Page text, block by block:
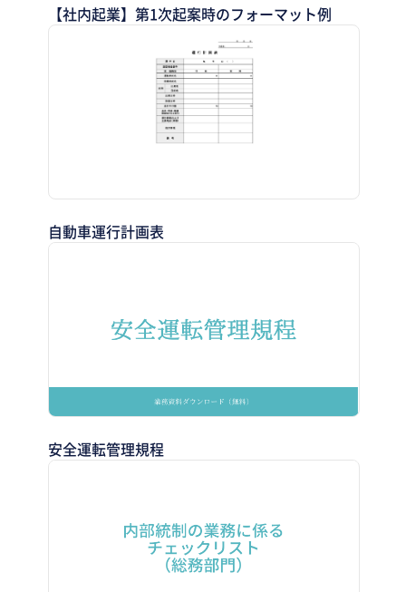
【社内起業】第1次起案時のフォーマット例
自動車運行計画表
安全運転管理規程